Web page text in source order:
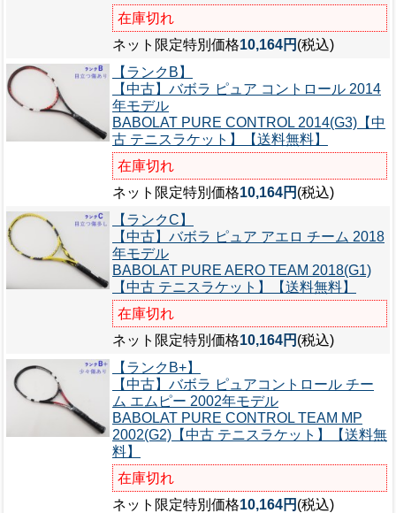
在庫切れ
ネット限定特別価格10,164円 (税込)
【ランクB】
【中古】バボラ ピュア コントロール 2014
年モデル
BABOLAT PURE CONTROL 2014(G3)【中
古 テニスラケット】【送料無料】
在庫切れ
ネット限定特別価格10,164円 (税込)
【ランクC】
【中古】バボラ ピュア アエロ チーム 2018
年モデル
BABOLAT PURE AERO TEAM 2018(G1)
【中古 テニスラケット】【送料無料】
在庫切れ
ネット限定特別価格10,164円 (税込)
【ランクB+】
【中古】バボラ ピュアコントロール チー
ム エムピー 2002年モデル
BABOLAT PURE CONTROL TEAM MP
2002(G2)【中古 テニスラケット】【送料無
料】
在庫切れ
ネット限定特別価格10,164円 (税込)